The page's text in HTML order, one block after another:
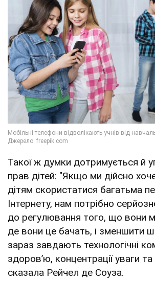
Такої ж думки дотримується й
прав дітей: "Якщо ми дійсно
дітям скористатися багатьма
Інтернету, нам потрібно
до регулювання того, що вони
де вони це бачать, і зменшити
зараз завдають технологічні
здоров’ю, концентрації уваги та
сказала Рейчел де Соуза.